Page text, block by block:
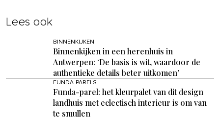
Lees ook
BINNENKIJKEN
Binnenkijken in een herenhuis in
Antwerpen: ‘De basis is wit, waardoor de
authentieke details beter uitkomen’
FUNDA-PARELS
Funda-parel: het kleurpalet van dit design
landhuis met eclectisch interieur is om van
te smullen